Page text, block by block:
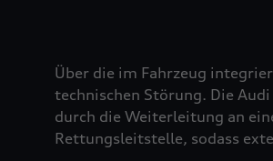
Über die im Fahrzeug
technischen Störung. Die
durch die Weiterleitung an
Rettungsleitstelle, sodass